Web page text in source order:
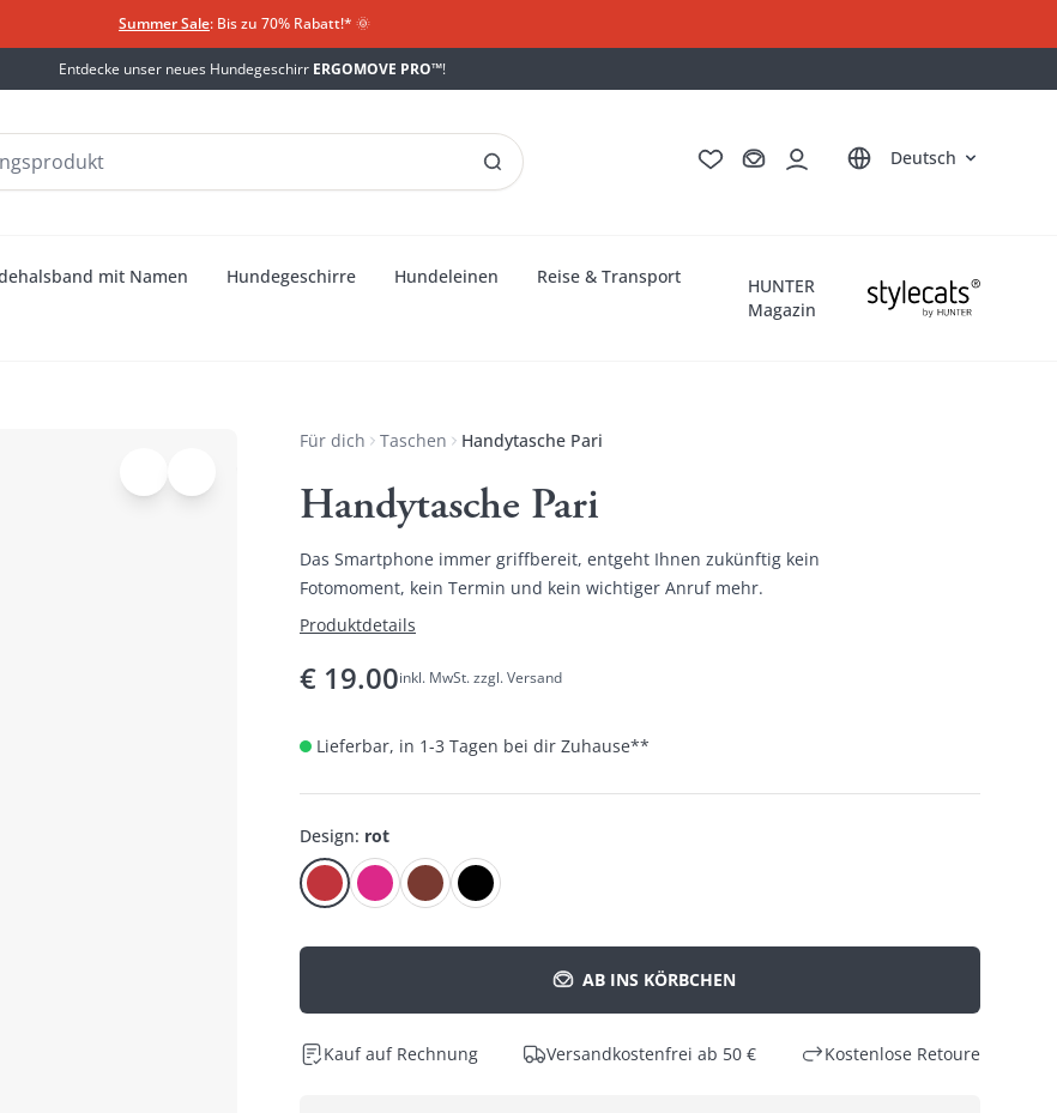
Summer Sale: Bis zu 70% Rabatt!* 🌞
Entdecke unser neues Hundegeschirr ERGOMOVE PRO™!
English
Français
Italiano
Nederlands
Deutsch
mit Namen Hundegeschirre Hundeleinen
Reise & Transport
HUNTER
Magazin
Für dich Taschen Handytasche Pari
Handytasche Pari
Das Smartphone immer griffbereit, entgeht Ihnen zukünftig kein
Fotomoment, kein Termin und kein wichtiger Anruf mehr.
Produktdetails
€ 19.00inkl. MwSt. zzgl. Versand
Lieferbar, in 1-3 Tagen bei dir Zuhause**
Design: rot
AB INS KÖRBCHEN
Kauf auf Rechnung Versandkostenfrei ab 50 € Kostenlose Retoure